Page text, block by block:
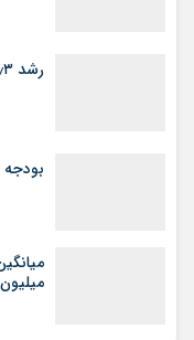
رشد ۷٫۳ درصدی قیمت‌ املاک تجاری در ترکیه